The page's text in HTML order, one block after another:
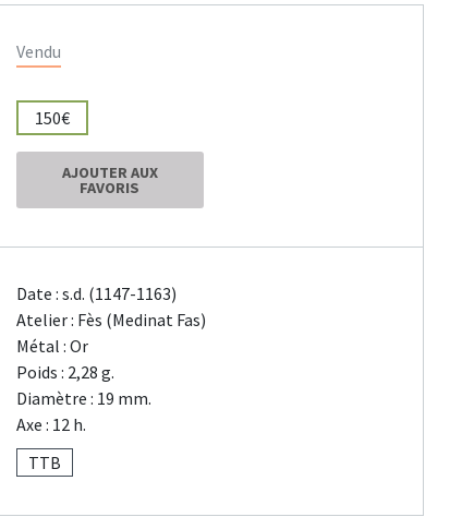
Vendu
150€
AJOUTER AUX
FAVORIS
Date : s.d. (1147-1163)
Atelier : Fès (Medinat Fas)
Métal : Or
Poids : 2,28 g.
Diamètre : 19 mm.
Axe : 12 h.
TTB